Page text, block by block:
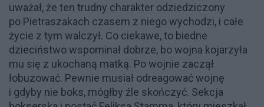
uważał, że ten trudny charakter odziedziczony
po Pietraszakach czasem z niego wychodzi, i całe
życie z tym walczył. Co ciekawe, to biedne
dzieciństwo wspominał dobrze, bo wojna kojarzyła
mu się z ukochaną matką. Po wojnie zaczął
łobuzować. Pewnie musiał odreagować wojnę
i gdyby nie boks, mógłby źle skończyć. Sekcja